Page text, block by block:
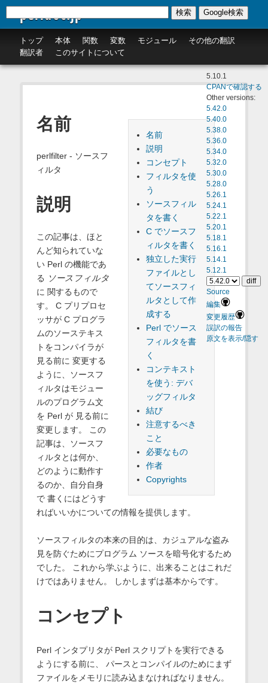
perldoc.jp
トップ 本体 関数 変数 モジュール
その他の翻訳
翻訳者
このサイトについて
検索 Google検索
5.10.1
CPANで確認する
Other versions:
5.42.0
5.40.0
5.38.0
5.36.0
5.34.0
5.32.0
5.30.0
5.28.0
5.26.1
5.24.1
5.22.1
5.20.1
5.18.1
5.16.1
5.14.1
5.12.1
Source
編集
変更履歴
誤訳の報告
原文を表示/隠す
名前
説明
コンセプト
フィルタを使
う
ソースフィル
タを書く
C でソースフ
ィルタを書く
独立した実行
ファイルとし
てソースフィ
ルタとして作
成する
Perl でソース
フィルタを書
く
コンテキスト
を使う: デバ
ッグフィルタ
結び
注意するべき
こと
必要なもの
作者
Copyrights
名前
perlfilter - ソースフ
ィルタ
説明
この記事は、ほと
んど知られていな
い Perl の機能であ
る
ソースフィルタ
に 関するもので
す。 C プリプロセ
ッサが C プログラ
ムのソーステキス
トをコンパイラが
見る前に 変更する
ように、ソースフ
ィルタはモジュー
ルのプログラム文
を Perl が 見る前に
変更します。 この
記事は、ソースフ
ィルタとは何か、
どのように動作す
るのか、自分自身
で 書くにはどうす
ればいいかについての情報を提供します。
ソースフィルタの本来の目的は、カジュアルな盗み
見を防ぐためにプログラム ソースを暗号化するため
でした。 これから学ぶように、出来ることはこれだ
けではありません。 しかしまずは基本からです。
コンセプト
Perl インタプリタが Perl スクリプトを実行できる
ようにする前に、 パースとコンパイルのためにまず
ファイルをメモリに読み込まなければなりません。